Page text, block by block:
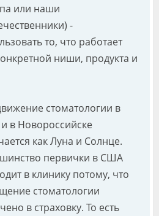
или наши
-
то, что работает
ниши, продукта и
стоматологии в
в Новороссийске
как Луна и Солнце.
первички в США
в клинику потому, что
стоматологии
в страховку. То есть